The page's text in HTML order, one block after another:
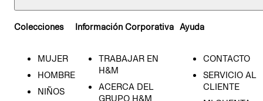
Colecciones
MUJER
HOMBRE
NIÑOS
Información Corporativa
TRABAJAR EN
H&M
ACERCA DEL
GRUPO H&M
Ayuda
CONTACTO
SERVICIO AL
CLIENTE